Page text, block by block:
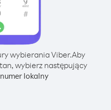
wybierania Viber.Aby
wybierz następujący
numer lokalny